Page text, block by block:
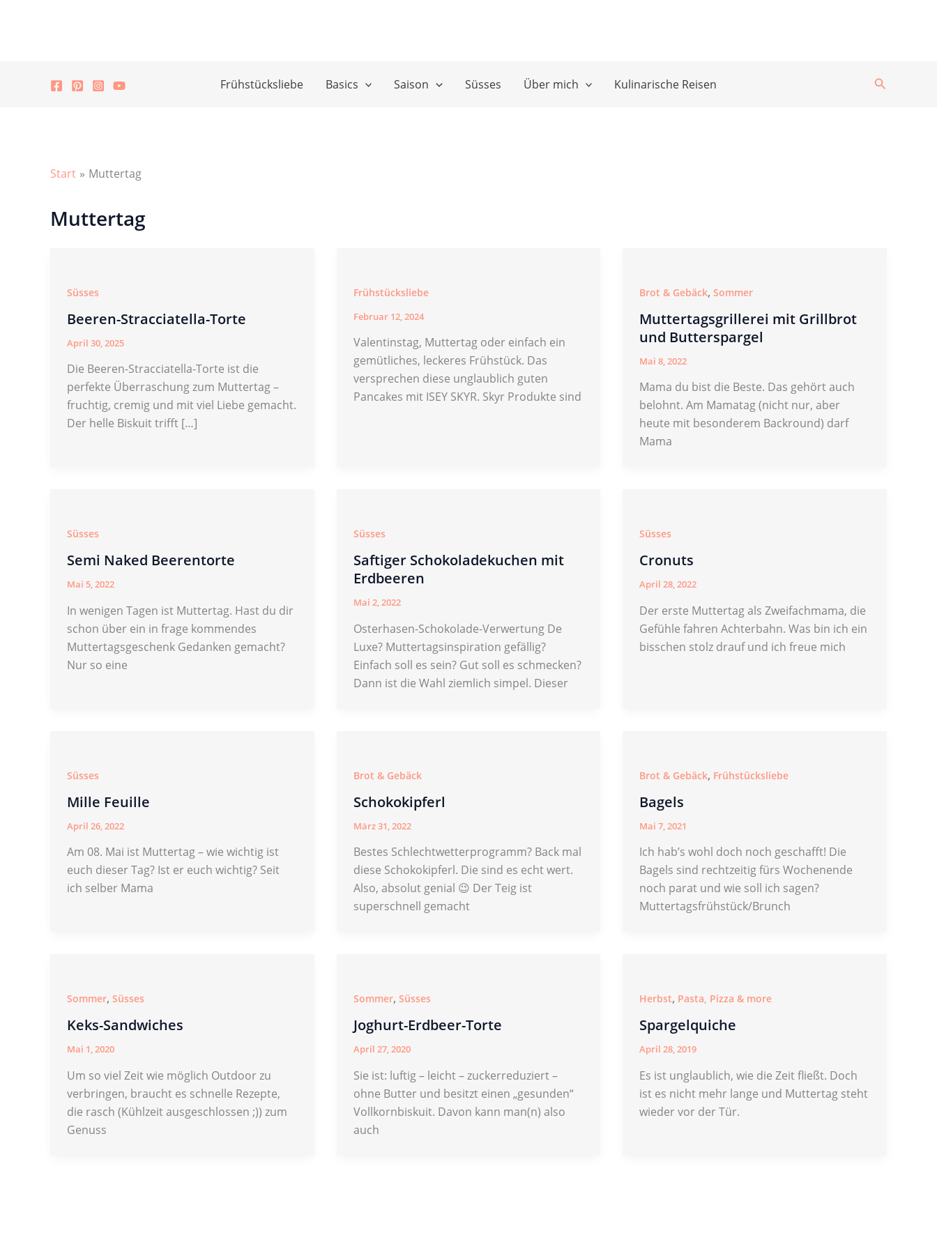
Frühstücksliebe Basics Saison Süsses Über mich Kulinarische Reisen Suchen
Start Muttertag
Muttertag
Süsses
Beeren-Stracciatella-Torte
April 30, 2025
Die Beeren-Stracciatella-Torte ist die
perfekte Überraschung zum Muttertag –
fruchtig, cremig und mit viel Liebe gemacht.
Der helle Biskuit trifft […]
Frühstücksliebe
Februar 12, 2024
Valentinstag, Muttertag oder einfach ein
gemütliches, leckeres Frühstück. Das
versprechen diese unglaublich guten
Pancakes mit ISEY SKYR. Skyr Produkte sind
Brot & Gebäck,Sommer
Muttertagsgrillerei mit Grillbrot
und Butterspargel
Mai 8, 2022
Mama du bist die Beste. Das gehört auch
belohnt. Am Mamatag (nicht nur, aber
heute mit besonderem Backround) darf
Mama
Süsses
Semi Naked Beerentorte
Mai 5, 2022
In wenigen Tagen ist Muttertag. Hast du dir
schon über ein in frage kommendes
Muttertagsgeschenk Gedanken gemacht?
Nur so eine
Süsses
Saftiger Schokoladekuchen mit
Erdbeeren
Mai 2, 2022
Osterhasen-Schokolade-Verwertung De
Luxe? Muttertagsinspiration gefällig?
Einfach soll es sein? Gut soll es schmecken?
Dann ist die Wahl ziemlich simpel. Dieser
Süsses
Cronuts
April 28, 2022
Der erste Muttertag als Zweifachmama, die
Gefühle fahren Achterbahn. Was bin ich ein
bisschen stolz drauf und ich freue mich
Süsses
Mille Feuille
April 26, 2022
Am 08. Mai ist Muttertag – wie wichtig ist
euch dieser Tag? Ist er euch wichtig? Seit
ich selber Mama
Brot & Gebäck
Schokokipferl
März 31, 2022
Bestes Schlechtwetterprogramm? Back mal
diese Schokokipferl. Die sind es echt wert.
Also, absolut genial 😉 Der Teig ist
superschnell gemacht
Brot & Gebäck, Frühstücksliebe
Bagels
Mai 7, 2021
Ich hab’s wohl doch noch geschafft! Die
Bagels sind rechtzeitig fürs Wochenende
noch parat und wie soll ich sagen?
Muttertagsfrühstück/Brunch
Sommer, Süsses
Keks-Sandwiches
Mai 1, 2020
Um so viel Zeit wie möglich Outdoor zu
verbringen, braucht es schnelle Rezepte,
die rasch (Kühlzeit ausgeschlossen ;)) zum
Genuss
Sommer, Süsses
Joghurt-Erdbeer-Torte
April 27, 2020
Sie ist: luftig – leicht – zuckerreduziert –
ohne Butter und besitzt einen „gesunden“
Vollkornbiskuit. Davon kann man(n) also
auch
Herbst, Pasta, Pizza & more
Spargelquiche
April 28, 2019
Es ist unglaublich, wie die Zeit fließt. Doch
ist es nicht mehr lange und Muttertag steht
wieder vor der Tür.